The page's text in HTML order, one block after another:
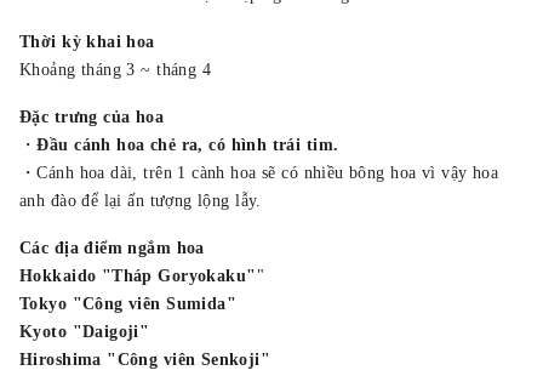
Thời kỳ khai hoa
Khoảng tháng 3 ~ tháng 4
Đặc trưng của hoa
・Đầu cánh hoa chẻ ra, có hình trái tim.
・Cánh hoa dài, trên 1 cành hoa sẽ có nhiều bông hoa vì vậy hoa
anh đào để lại ấn tượng lộng lẫy.
Các địa điểm ngắm hoa
Hokkaido "Tháp Goryokaku" "
Tokyo "Công viên Sumida"
Kyoto "Daigoji"
Hiroshima "Công viên Senkoji"